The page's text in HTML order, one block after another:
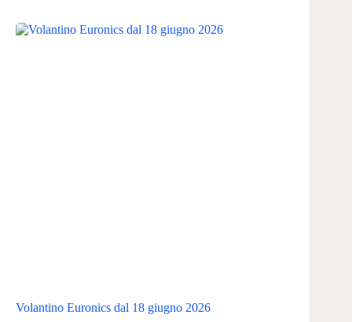
Volantino Euronics dal 18 giugno 2026